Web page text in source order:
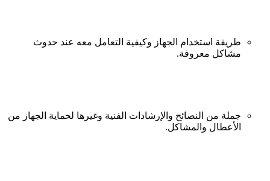
طريقة استخدام الجهاز وكيفية التعامل معه عند حدوث
مشاكل معروفة.
جملة من النصائح والإرشادات الفنية وغيرها لحماية الجهاز من
الأعطال والمشاكل.